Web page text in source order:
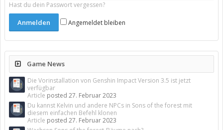
Hast du dein Passwort vergessen?
Angemeldet bleiben
Game News
Die Vorinstallation von Genshin Impact Version 3.5 ist jetzt
verfügbar
Article posted 27. Februar 2023
Du kannst Kelvin und andere NPCs in Sons of the forest mit
diesem einfachen Befehl klonen
Article posted 27. Februar 2023